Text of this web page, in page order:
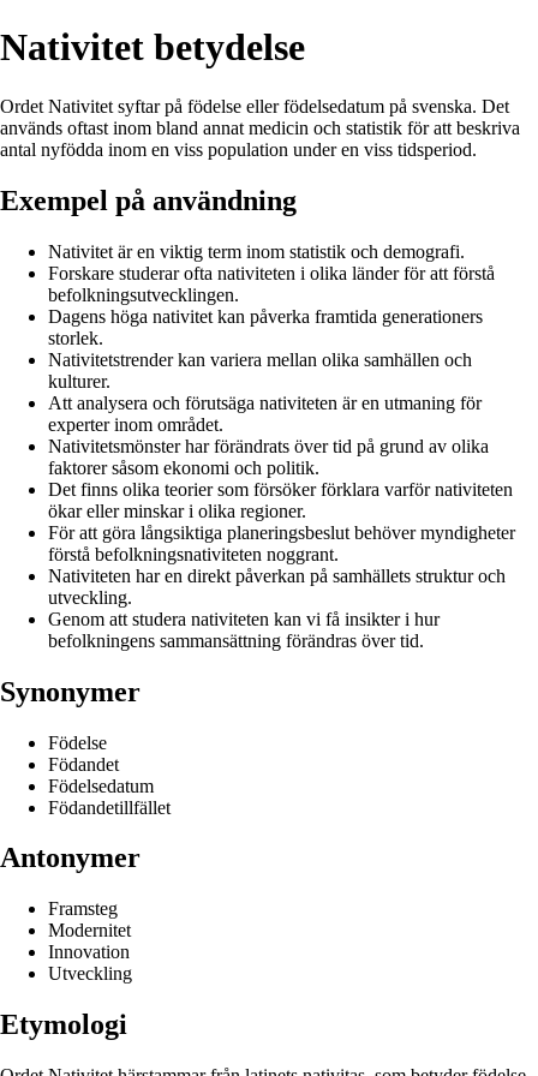
Nativitet betydelse
Ordet Nativitet syftar på födelse eller födelsedatum på svenska. Det
används oftast inom bland annat medicin och statistik för att beskriva
antal nyfödda inom en viss population under en viss tidsperiod.
Exempel på användning
Nativitet är en viktig term inom statistik och demografi.
Forskare studerar ofta nativiteten i olika länder för att förstå
befolkningsutvecklingen.
Dagens höga nativitet kan påverka framtida generationers
storlek.
Nativitetstrender kan variera mellan olika samhällen och
kulturer.
Att analysera och förutsäga nativiteten är en utmaning för
experter inom området.
Nativitetsmönster har förändrats över tid på grund av olika
faktorer såsom ekonomi och politik.
Det finns olika teorier som försöker förklara varför nativiteten
ökar eller minskar i olika regioner.
För att göra långsiktiga planeringsbeslut behöver myndigheter
förstå befolkningsnativiteten noggrant.
Nativiteten har en direkt påverkan på samhällets struktur och
utveckling.
Genom att studera nativiteten kan vi få insikter i hur
befolkningens sammansättning förändras över tid.
Synonymer
Födelse
Födandet
Födelsedatum
Födandetillfället
Antonymer
Framsteg
Modernitet
Innovation
Utveckling
Etymologi